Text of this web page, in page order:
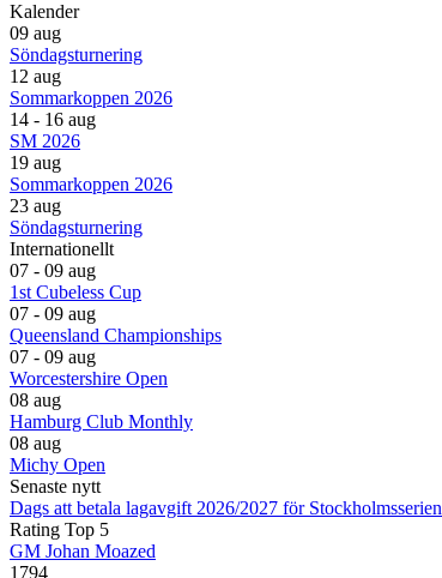
Kalender
09 aug
Söndagsturnering
12 aug
Sommarkoppen 2026
14 - 16 aug
SM 2026
19 aug
Sommarkoppen 2026
23 aug
Söndagsturnering
Internationellt
07 - 09 aug
1st Cubeless Cup
07 - 09 aug
Queensland Championships
07 - 09 aug
Worcestershire Open
08 aug
Hamburg Club Monthly
08 aug
Michy Open
Senaste nytt
Dags att betala lagavgift 2026/2027 för Stockholmsserien
Rating Top 5
GM Johan Moazed
1794